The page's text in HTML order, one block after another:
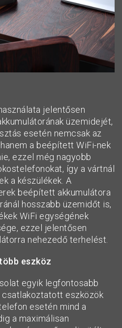
jelentősen
üzemidejét,
esetén nemcsak az
a beépített WiFi-nek
ezzel még nagyobb
így a vártnál
a készülékek. A
beépített akkumulátora
hosszabb üzemidőt is,
WiFi egységének
ezzel jelentősen
nehezedő terhelést.
eszköz
egyik legfontosabb
csatlakoztatott eszközök
esetén mind a
a maximálisan